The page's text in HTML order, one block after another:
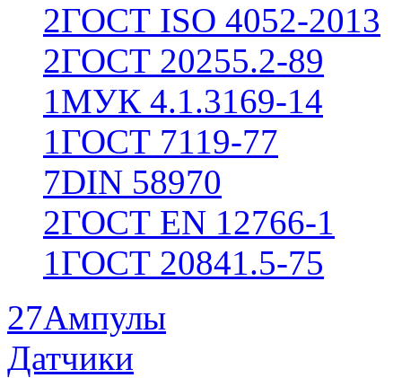
2ГОСТ ISO 4052-2013
2ГОСТ 20255.2-89
1МУК 4.1.3169-14
1ГОСТ 7119-77
7DIN 58970
2ГОСТ EN 12766-1
1ГОСТ 20841.5-75
27Ампулы
Датчики